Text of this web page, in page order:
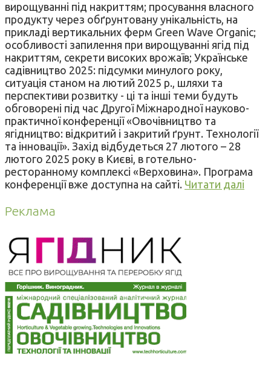
вирощуванні під накриттям; просування власного
продукту через обґрунтовану унікальність, на
прикладі вертикальних ферм Green Wave Organic;
особливості запилення при вирощуванні ягід під
накриттям, секрети високих врожаїв; Українське
садівництво 2025: підсумки минулого року,
ситуація станом на лютий 2025 р., шляхи та
перспективи розвитку - ці та інші теми будуть
обговорені під час Другої Міжнародної науково-
практичної конференції «Овочівництво та
ягідництво: відкритий і закритий ґрунт. Технології
та інновації». Захід відбудеться 27 лютого – 28
лютого 2025 року в Києві, в готельно-
ресторанному комплексі «Верховина». Програма
конференції вже доступна на сайті. Читати далі
Реклама